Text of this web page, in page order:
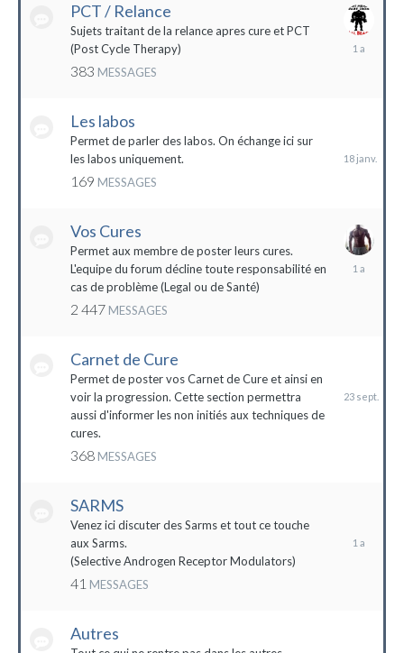
PCT / Relance
Sujets traitant de la relance apres cure et PCT
(Post Cycle Therapy)
383 MESSAGES
13
Les labos
Permet de parler des labos. On échange ici sur
les labos uniquement.
169 MESSAGES
Vos Cures
Permet aux membre de poster leurs cures.
L'equipe du forum décline toute responsabilité en
cas de problème (Legal ou de Santé)
2 447 MESSAGES
28
Carnet de Cure
Permet de poster vos Carnet de Cure et ainsi en
voir la progression. Cette section permettra
aussi d'informer les non initiés aux techniques de
cures.
368 MESSAGES
2023
SARMS
Venez ici discuter des Sarms et tout ce touche
aux Sarms.
(Selective Androgen Receptor Modulators)
41 MESSAGES
2022
Autres